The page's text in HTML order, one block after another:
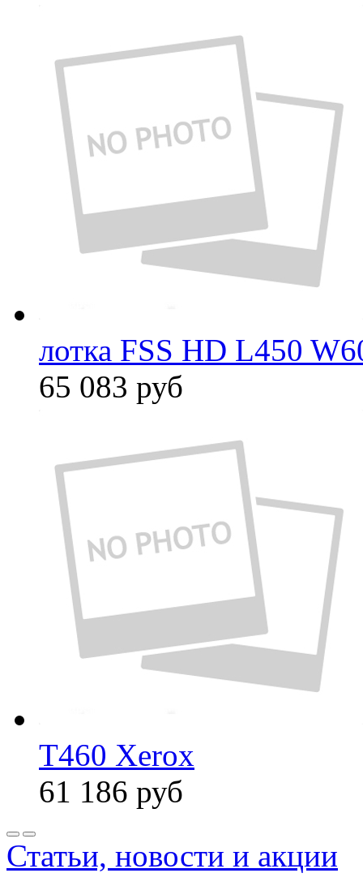
лотка FSS HD L450
65 083 руб
T460 Xerox
61 186 руб
Статьи, новости и акции